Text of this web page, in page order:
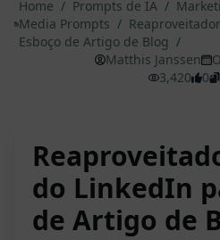
Home / Prompts de IA /
Media Prompts /
Esboço de Artigo de Blog /
Matthis Janssen
3,420
0
do LinkedIn
de Artigo de